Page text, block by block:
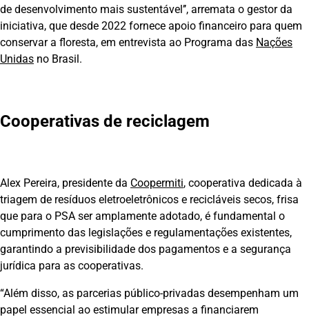
de desenvolvimento mais sustentável’’, arremata o gestor da
iniciativa, que desde 2022 fornece apoio financeiro para quem
conservar a floresta, em entrevista ao Programa das Nações
Unidas no Brasil.
Cooperativas de reciclagem
Alex Pereira, presidente da Coopermiti, cooperativa dedicada à
triagem de resíduos eletroeletrônicos e recicláveis secos, frisa
que para o PSA ser amplamente adotado, é fundamental o
cumprimento das legislações e regulamentações existentes,
garantindo a previsibilidade dos pagamentos e a segurança
jurídica para as cooperativas.
“Além disso, as parcerias público-privadas desempenham um
papel essencial ao estimular empresas a financiarem